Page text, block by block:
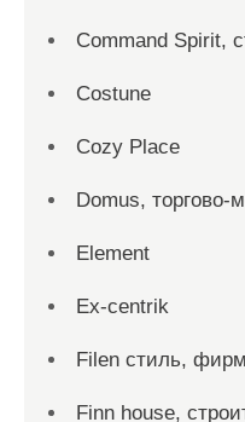
Command Spirit,
Costune
Cozy Place
Domus, торгово-
Element
Ex-centrik
Filen стиль,
Finn house,